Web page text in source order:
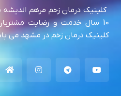
کلینیک درمان زخم مرهم اندیشه
10 سال خدمت و رضایت
کلینیک درمان زخم در مشهد می